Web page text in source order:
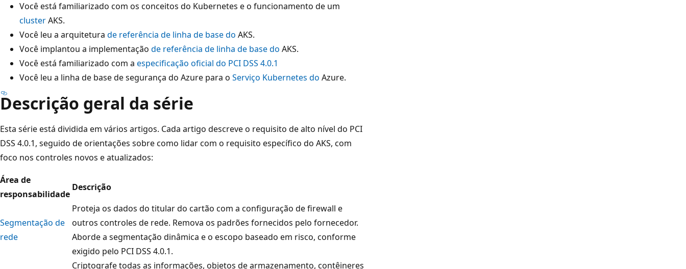
Você está familiarizado com os conceitos do Kubernetes e o funcionamento de um
clusterAKS.
Você leu a arquitetura de referência de linha de base do AKS.
Você implantou a implementação de referência de linha de base do AKS.
Você está familiarizado com a especificação oficial do PCI DSS 4.0.1
Você leu a linha de base de segurança do Azure para o Serviço Kubernetes do Azure.
Descrição geral da série
Esta série está dividida em vários artigos. Cada artigo descreve o requisito de alto nível do PCI
DSS 4.0.1, seguido de orientações sobre como lidar com o requisito específico do AKS, com
foco nos controles novos e atualizados:
Área de
responsabilidade
Descrição
Segmentação de
rede
Proteja os dados do titular do cartão com a configuração de firewall e
outros controles de rede. Remova os padrões fornecidos pelo fornecedor.
Aborde a segmentação dinâmica e o escopo baseado em risco, conforme
exigido pelo PCI DSS 4.0.1.
Criptografe todas as informações, objetos de armazenamento, contêineres